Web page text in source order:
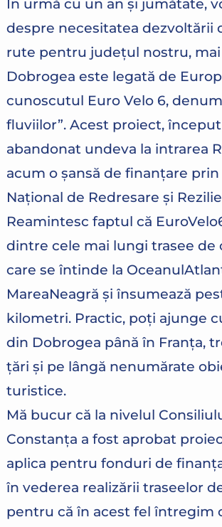
În urmă cu un an și jumătate,
despre necesitatea dezvoltării
rute pentru județul nostru, mai
Dobrogea este legată de
cunoscutul Euro Velo 6,
fluviilor”. Acest proiect,
abandonat undeva la intrarea
acum o șansă de finanțare
Național de Redresare și
Reamintesc faptul că
dintre cele mai lungi trasee de
care se întinde la
MareaNeagră și însumează
kilometri. Practic, poți ajunge
din Dobrogea până în Franța,
țări și pe lângă nenumărate
turistice.
Mă bucur că la nivelul
Constanța a fost aprobat
aplica pentru fonduri de
în vederea realizării traseelor
pentru că în acest fel întregim